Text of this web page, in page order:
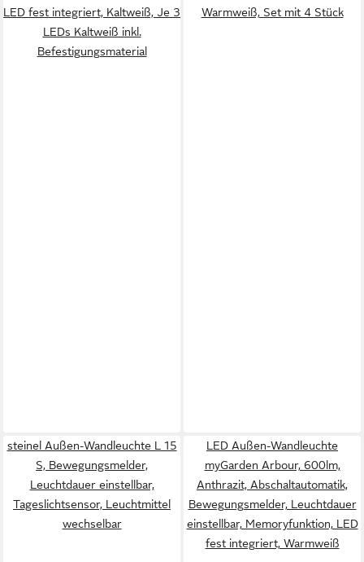
LED fest integriert, Kaltweiß, Je 3
LEDs Kaltweiß inkl.
Befestigungsmaterial
Warmweiß, Set mit 4 Stück
steinel Außen-Wandleuchte L 15
S, Bewegungsmelder,
Leuchtdauer einstellbar,
Tageslichtsensor, Leuchtmittel
wechselbar
LED Außen-Wandleuchte
myGarden Arbour, 600lm,
Anthrazit, Abschaltautomatik,
Bewegungsmelder, Leuchtdauer
einstellbar, Memoryfunktion, LED
fest integriert, Warmweiß